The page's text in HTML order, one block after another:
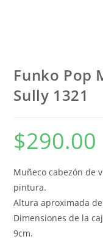
Funko Pop
Sully 1321
$290.00
Muñeco cabezón de
pintura.
Altura aproximada
Dimensiones de la
9cm.